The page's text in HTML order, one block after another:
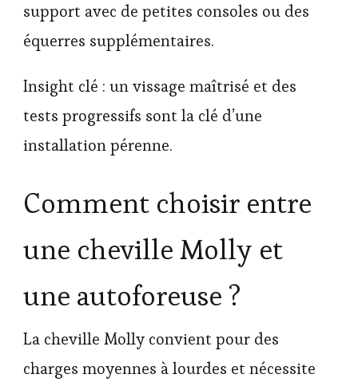
support avec de petites consoles ou des
équerres supplémentaires.
Insight clé : un vissage maîtrisé et des
tests progressifs sont la clé d’une
installation pérenne.
Comment choisir entre
une cheville Molly et
une autoforeuse ?
La cheville Molly convient pour des
charges moyennes à lourdes et nécessite